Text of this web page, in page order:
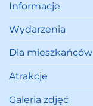
Informacje
Wydarzenia
Dla mieszkańców
Atrakcje
Galeria zdjęć